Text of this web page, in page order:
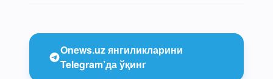
Onews.uz янгиликларини
Telegram’да ўқинг